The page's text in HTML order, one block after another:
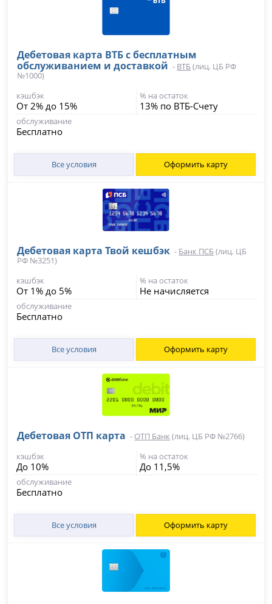
Дебетовая карта ВТБ с бесплатным
обслуживанием и доставкой - ВТБ(лиц. ЦБ РФ
№1000)
кэшбэк
От 2% до 15%
% на остаток
13% по ВТБ-Счету
обслуживание
Бесплатно
Все условия Оформить карту
Дебетовая карта Твой кешбэк - Банк ПСБ(лиц. ЦБ
РФ №3251)
кэшбэк
От 1% до 5%
% на остаток
Не начисляется
обслуживание
Бесплатно
Все условия Оформить карту
Дебетовая ОТП карта - ОТП Банк (лиц. ЦБ РФ №2766)
кэшбэк
До 10%
% на остаток
До 11,5%
обслуживание
Бесплатно
Все условия Оформить карту